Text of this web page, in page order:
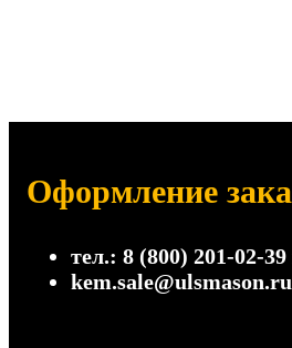
Оформление
тел.: 8 (800) 201-02-39
kem.sale@ulsmason.ru